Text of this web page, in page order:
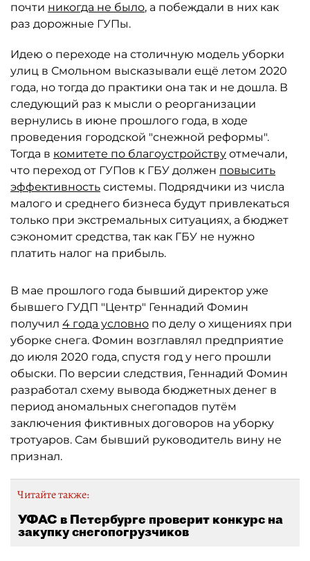
почти никогда не было, а побеждали в них как
раз дорожные ГУПы.
Идею о переходе на столичную модель уборки
улиц в Смольном высказывали ещё летом 2020
года, но тогда до практики она так и не дошла. В
следующий раз к мысли о реорганизации
вернулись в июне прошлого года, в ходе
проведения городской "снежной реформы".
Тогда в комитете по благоустройству отмечали,
что переход от ГУПов к ГБУ должен повысить
эффективность системы. Подрядчики из числа
малого и среднего бизнеса будут привлекаться
только при экстремальных ситуациях, а бюджет
сэкономит средства, так как ГБУ не нужно
платить налог на прибыль.
В мае прошлого года бывший директор уже
бывшего ГУДП "Центр" Геннадий Фомин
получил 4 года условно по делу о хищениях при
уборке снега. Фомин возглавлял предприятие
до июля 2020 года, спустя год у него прошли
обыски. По версии следствия, Геннадий Фомин
разработал схему вывода бюджетных денег в
период аномальных снегопадов путём
заключения фиктивных договоров на уборку
тротуаров. Сам бывший руководитель вину не
признал.
Читайте также:
УФАС в Петербурге проверит конкурс на
закупку снегопогрузчиков